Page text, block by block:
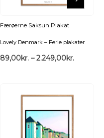
Færøerne Saksun Plakat
Lovely Denmark – Ferie plakater
89,00kr. – 2.249,00kr.